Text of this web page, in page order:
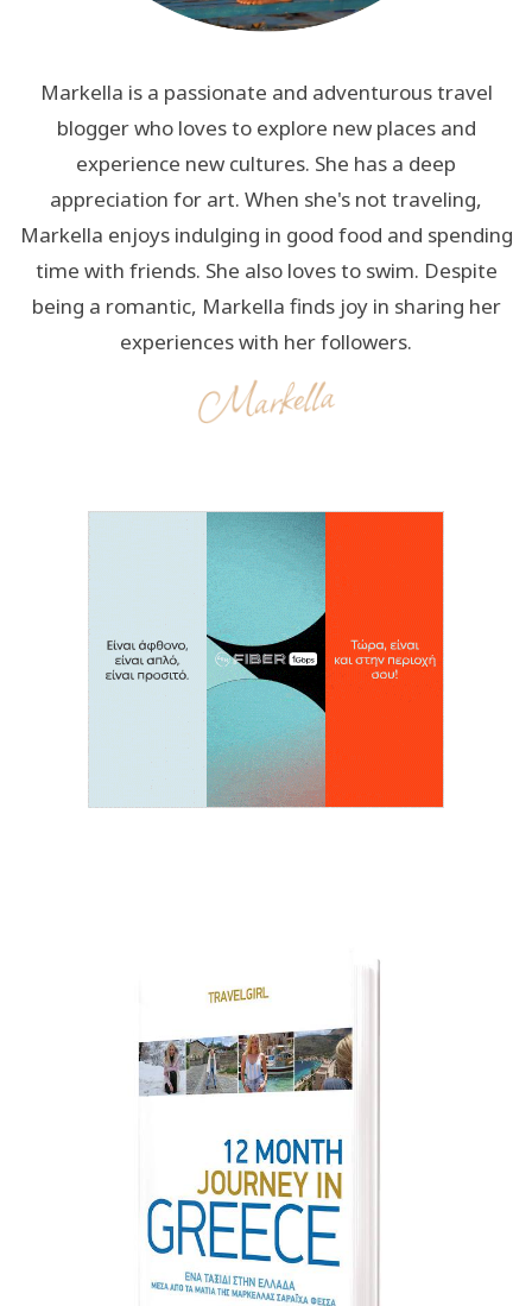
Markella is a passionate and adventurous travel
blogger who loves to explore new places and
experience new cultures. She has a deep
appreciation for art. When she's not traveling,
Markella enjoys indulging in good food and spending
time with friends. She also loves to swim. Despite
being a romantic, Markella finds joy in sharing her
experiences with her followers.